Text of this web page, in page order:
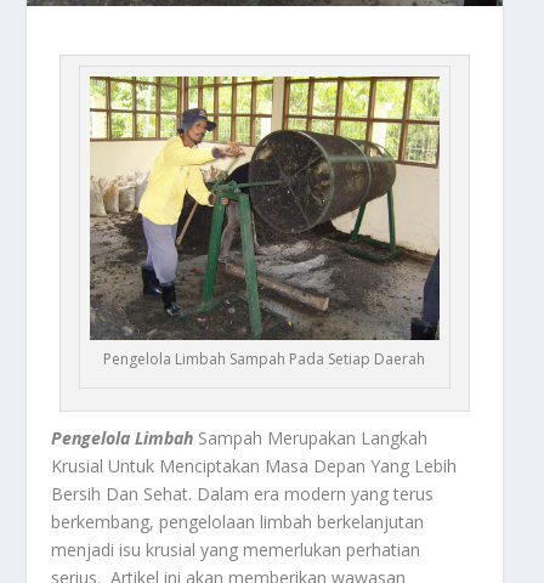
Pengelola Limbah Sampah Pada Setiap Daerah
Pengelola Limbah Sampah Merupakan Langkah
Krusial Untuk Menciptakan Masa Depan Yang Lebih
Bersih Dan Sehat. Dalam era modern yang terus
berkembang, pengelolaan limbah berkelanjutan
menjadi isu krusial yang memerlukan perhatian
serius. Artikel ini akan memberikan wawasan